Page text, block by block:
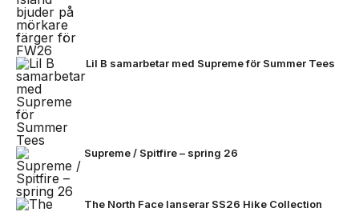
Lil B samarbetar med Supreme för Summer Tees
Supreme / Spitfire – spring 26
The North Face lanserar SS26 Hike Collection